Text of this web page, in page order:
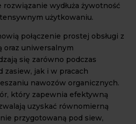
wydłuża żywotność
użytkowaniu.
połączenie prostej obsługi z
oraz uniwersalnym
się zarówno podczas
zasiew, jak i w pracach
nawozów organicznych.
który zapewnia efektywną
uzyskać równomierną
przygotowaną pod siew,